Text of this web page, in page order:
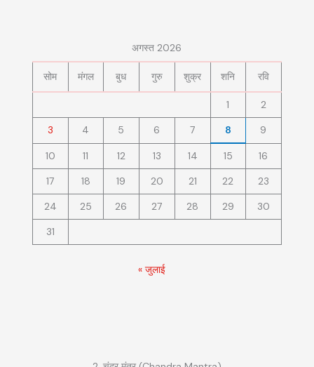
अगस्त 2026
सोम मंगल बुध गुरु शुक्र शनि रवि
1
2
3
4 5 6 7 8 9
10 11 12 13 14 15
16
17
18 19 20 21 22
23
24
25 26 27 28 29
30
31
« जुलाई